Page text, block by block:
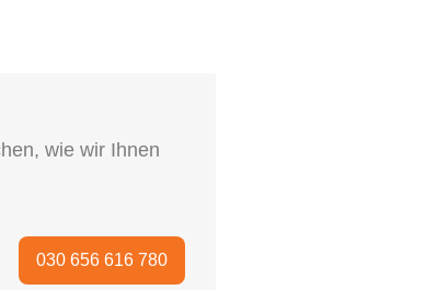
wie wir Ihnen
030 656 616 780